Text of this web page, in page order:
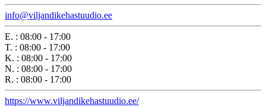
info@viljandikehastuudio.ee
E. : 08:00 - 17:00
T. : 08:00 - 17:00
K. : 08:00 - 17:00
N. : 08:00 - 17:00
R. : 08:00 - 17:00
https://www.viljandikehastuudio.ee/